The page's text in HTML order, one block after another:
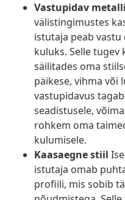
Vastupidav
välistingimustes
istutaja peab
kuluks. Selle tugev
säilitades oma
päikese, vihma või
vastupidavus
seadistusele,
rohkem oma
kulumisele.
Kaasaegne stiil
istutaja omab
profiili, mis sobib